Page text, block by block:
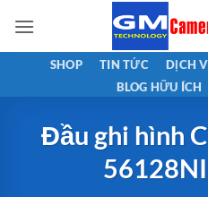
qua
nội
SHOP TIN TỨC DỊCH
BLOG HỮU ÍCH
Đầu ghi hình